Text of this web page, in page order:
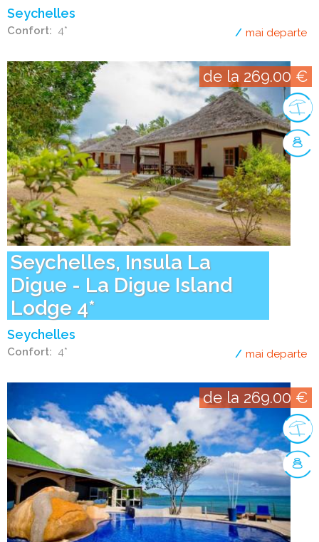
Seychelles
Confort 4* mai departe
Seychelles, Insula La
Digue - La Digue Island
Lodge 4*
Seychelles
Confort 4*
de la 269.00 €
mai departe
de la 269.00 €